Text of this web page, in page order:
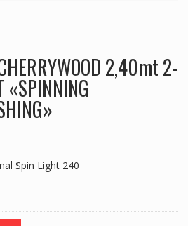
2,40mt 2-
Spin Light 240